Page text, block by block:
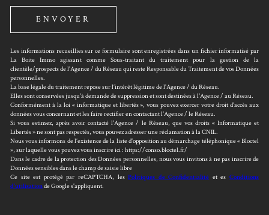
ENVOYER
Les informations recueillies sur ce formulaire sont enregistrées dans un fichier informatisé par
La Boite Immo agissant comme Sous-traitant du traitement pour la gestion de la
clientèle/prospects de l'Agence / du Réseau qui reste Responsable du Traitement de vos Données
personnelles.
La base légale du traitement repose sur l’intérêt légitime de l'Agence / du Réseau.
Elles sont conservées jusqu'à demande de suppression et sont destinées à l'Agence / au Réseau.
Conformément à la loi « informatique et libertés », vous pouvez exercer votre droit d'accès aux
données vous concernant et les faire rectifier en contactant l'Agence / le Réseau.
Si vous estimez, après avoir contacté l'Agence / le Réseau, que vos droits « Informatique et
Libertés » ne sont pas respectés, vous pouvez adresser une réclamation à la CNIL.
Nous vous informons de l’existence de la liste d'opposition au démarchage téléphonique « Bloctel
», sur laquelle vous pouvez vous inscrire ici : https://conso.bloctel.fr/
Dans le cadre de la protection des Données personnelles, nous vous invitons à ne pas inscrire de
Données sensibles dans le champ de saisie libre
Ce site est protégé par reCAPTCHA, lesPolitiques de Confidentialité et esConditions
d'utilisationde Google s'appliquent.